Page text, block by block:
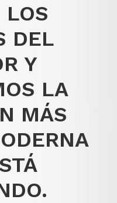
LOS
DEL
Y
LA
MÁS